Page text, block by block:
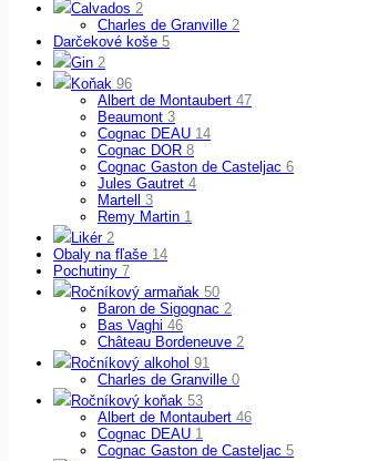
Calvados 2
Charles de Granville 2
Darčekové koše 5
Gin 2
Koňak 96
Albert de Montaubert 47
Beaumont 3
Cognac DEAU 14
Cognac DOR 8
Cognac Gaston de Casteljac 6
Jules Gautret 4
Martell 3
Remy Martin 1
Likér 2
Obaly na fľaše 14
Pochutiny 7
Ročníkový armaňak 50
Baron de Sigognac 2
Bas Vaghi 46
Château Bordeneuve 2
Ročníkový alkohol 91
Charles de Granville 0
Ročníkový koňak 53
Albert de Montaubert 46
Cognac DEAU 1
Cognac Gaston de Casteljac 5